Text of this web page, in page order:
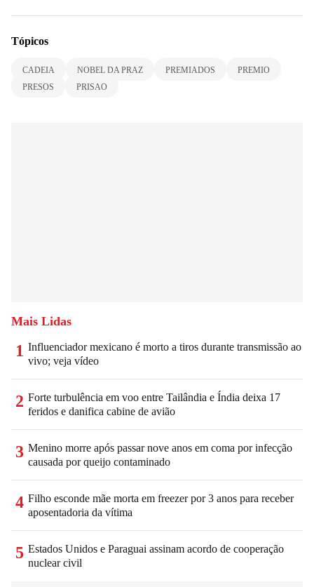
Tópicos
CADEIA NOBEL DA PRAZ PREMIADOS
PREMIO
PRESOS
PRISAO
Mais Lidas
1 Influenciador mexicano é morto a tiros durante transmissão ao
vivo; veja vídeo
2 Forte turbulência em voo entre Tailândia e Índia deixa 17
feridos e danifica cabine de avião
3 Menino morre após passar nove anos em coma por infecção
causada por queijo contaminado
4 Filho esconde mãe morta em freezer por 3 anos para receber
aposentadoria da vítima
5 Estados Unidos e Paraguai assinam acordo de cooperação
nuclear civil